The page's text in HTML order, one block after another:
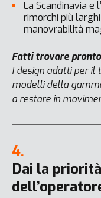
La Scandinavia e
rimorchi più
manovrabilità
Fatti trovare
I design adatti per il
modelli della
a restare in
4.
Dai la